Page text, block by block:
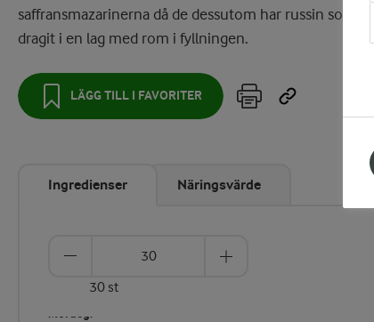
saffransmazarinerna då de dessutom har russin som har
dragit i en lag med rom i fyllningen.
LÄGG TILL I FAVORITER
Ingredienser Näringsvärde
30 st
Mördeg: